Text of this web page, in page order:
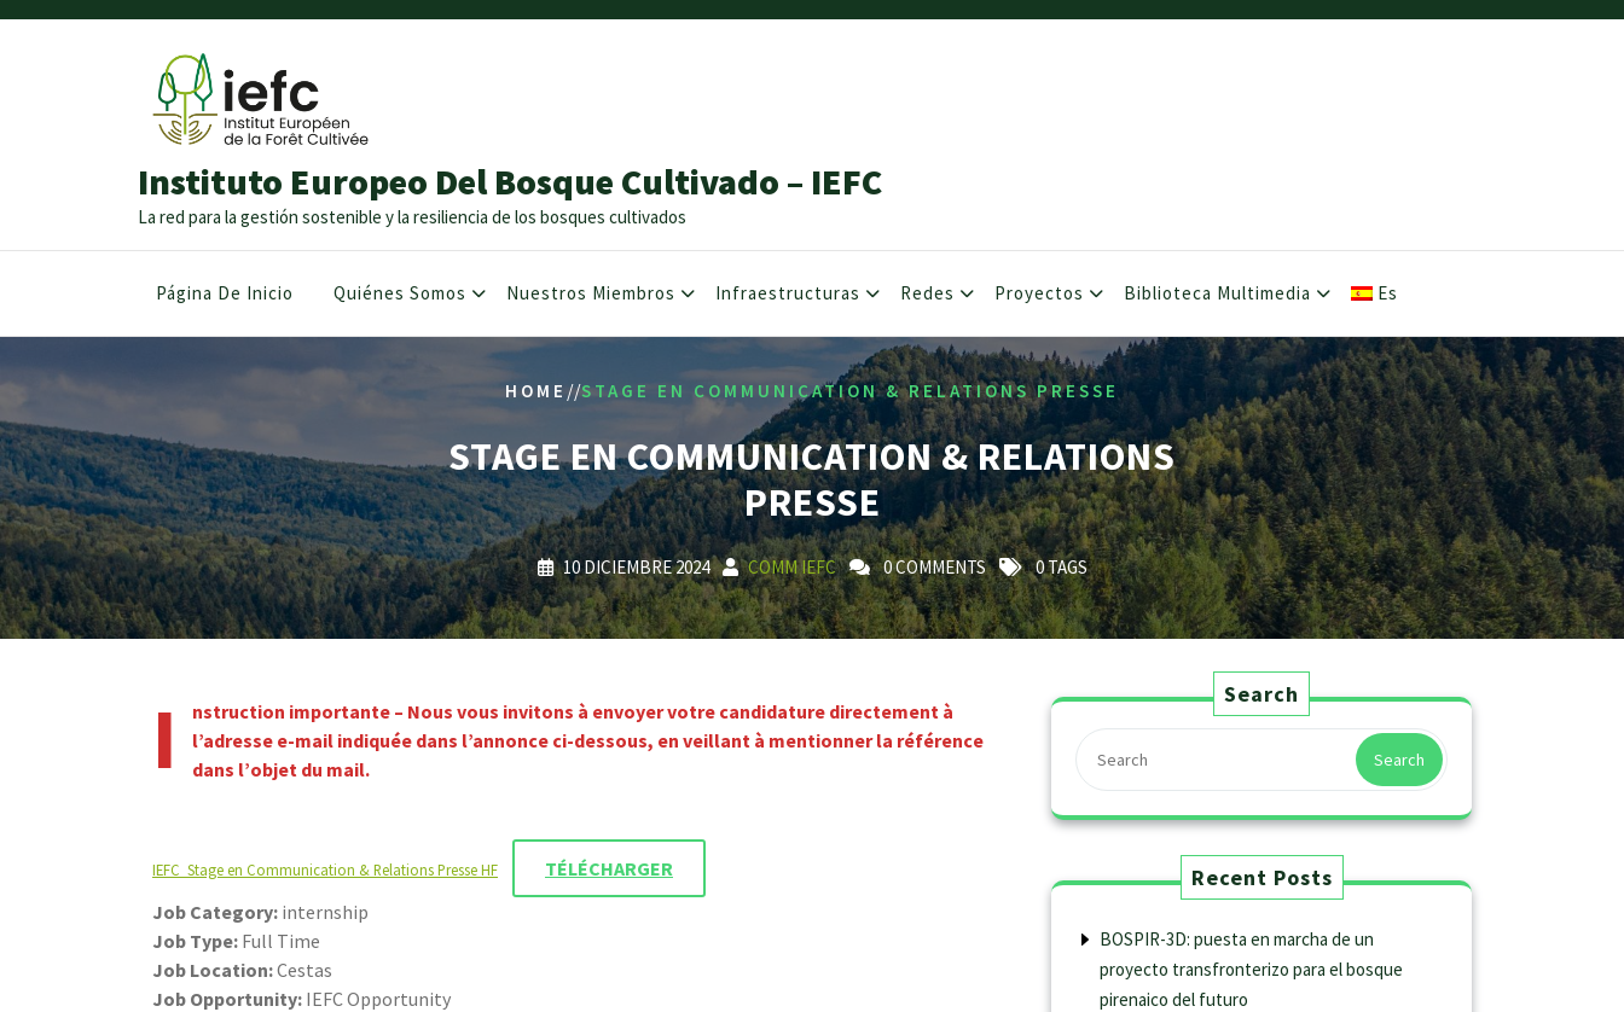
Instituto Europeo Del Bosque Cultivado – IEFC
La red para la gestión sostenible y la resiliencia de los bosques cultivados
Página De Inicio Quiénes Somos Nuestros Miembros Infraestructuras Redes Proyectos Biblioteca Multimedia Es
HOME //STAGE EN COMMUNICATION & RELATIONS PRESSE
STAGE EN COMMUNICATION & RELATIONS
PRESSE
10 DICIEMBRE 2024 COMM IEFC 0 COMMENTS 0 TAGS
I
nstruction importante – Nous vous invitons à envoyer votre candidature directement à
l’adresse e-mail indiquée dans l’annonce ci-dessous, en veillant à mentionner la référence
dans l’objet du mail.
IEFC_Stage en Communication & Relations Presse HF
TÉLÉCHARGER
Job Category: internship
Job Type: Full Time
Job Location:Cestas
Job Opportunity: IEFC Opportunity
Search
Search
Recent Posts
BOSPIR-3D: puesta en marcha de un
proyecto transfronterizo para el bosque
pirenaico del futuro